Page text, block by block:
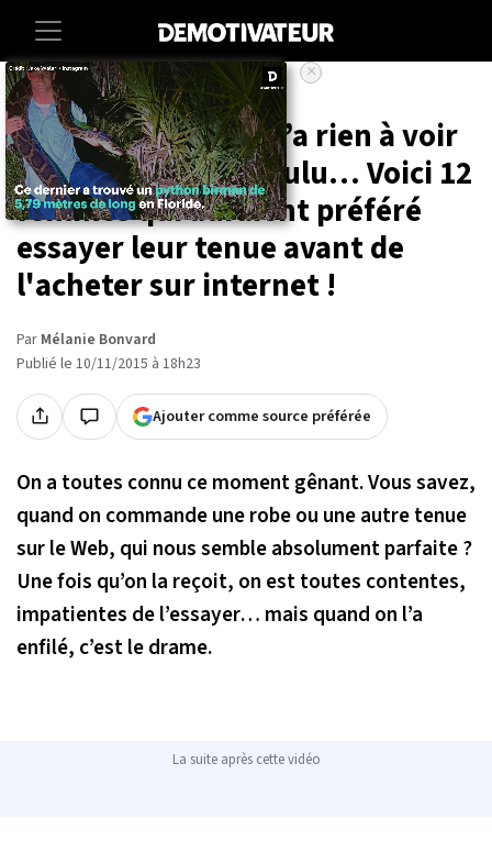
Accueil Insolite
Quand le résultat n’a rien à voir
avec ce qui était voulu… Voici 12
femmes qui auraient préféré
essayer leur tenue avant de
l'acheter sur internet !
Par Mélanie Bonvard
Publié le 10/11/2015 à 18h23
Ajouter comme source préférée
On a toutes connu ce moment gênant. Vous savez,
quand on commande une robe ou une autre tenue
sur le Web, qui nous semble absolument parfaite ?
Une fois qu’on la reçoit, on est toutes contentes,
impatientes de l’essayer… mais quand on l’a
enfilé, c’est le drame.
La suite après cette vidéo
×